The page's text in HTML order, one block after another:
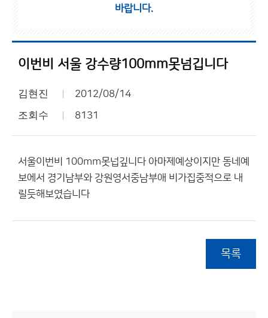
바랍니다.
이번비 서울 강수량100mm못넘깁니다
김현진 2012/08/14
조회수 8131
서울이번비 100mm못넙깊니다 아마제예상이지만 동네예
보에서 경기남부와 강원영서중남부애 비가집중적으로 내
릴듯해보였습니다
목록